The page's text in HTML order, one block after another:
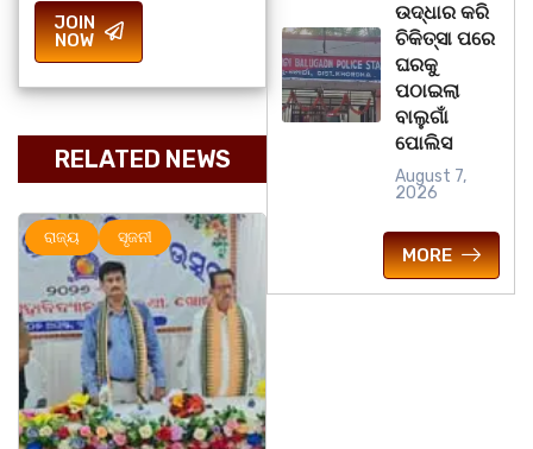
JOIN
NOW
RELATED NEWS
ରାଜ୍ୟ ସୃଜନୀ
ଉଦ୍ଧାର କରି
ଚିକିତ୍ସା ପରେ
ଘରକୁ
ପଠାଇଲା
ବାଲୁଗାଁ
ପୋଲିସ
August 7,
2026
MORE